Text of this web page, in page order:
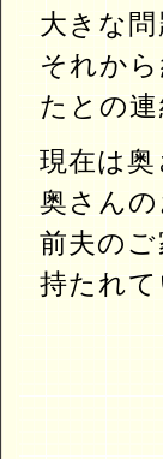
大きな
それか
たとの
現在は
奥さん
前夫の
持たれ